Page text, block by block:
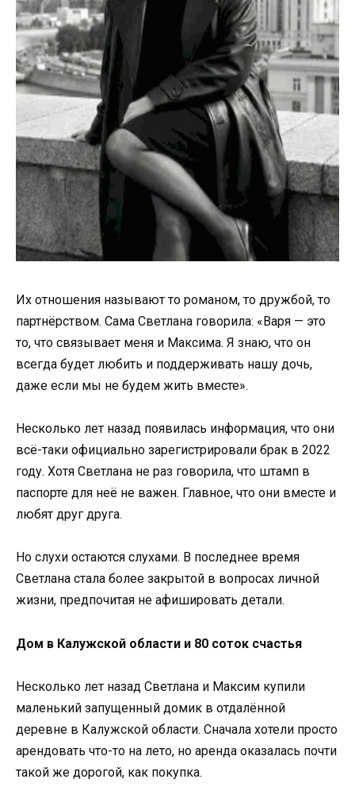
Их отношения называют то романом, то дружбой, то
партнёрством. Сама Светлана говорила: «Варя — это
то, что связывает меня и Максима. Я знаю, что он
всегда будет любить и поддерживать нашу дочь,
даже если мы не будем жить вместе».
Несколько лет назад появилась информация, что они
всё-таки официально зарегистрировали брак в 2022
году. Хотя Светлана не раз говорила, что штамп в
паспорте для неё не важен. Главное, что они вместе и
любят друг друга.
Но слухи остаются слухами. В последнее время
Светлана стала более закрытой в вопросах личной
жизни, предпочитая не афишировать детали.
Дом в Калужской области и 80 соток счастья
Несколько лет назад Светлана и Максим купили
маленький запущенный домик в отдалённой
деревне в Калужской области. Сначала хотели просто
арендовать что-то на лето, но аренда оказалась почти
такой же дорогой, как покупка.